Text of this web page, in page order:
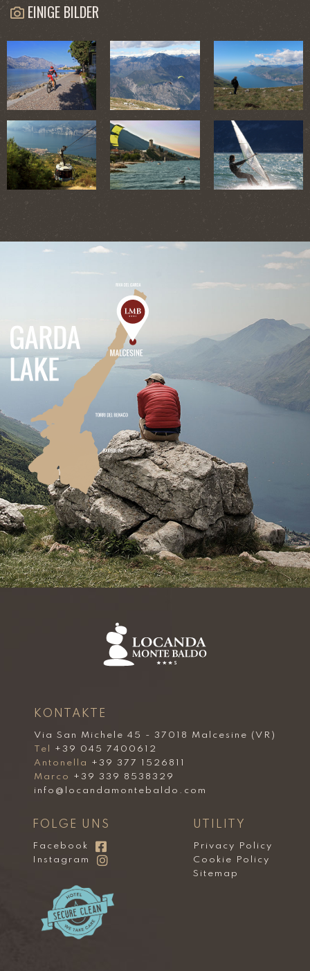
EINIGE BILDER
KONTAKTE
Via San Michele 45 - 37018 Malcesine (VR)
Tel
+39 045 7400612
Antonella
+39 377 1526811
Marco
+39 339 8538329
info@locandamontebaldo.com
FOLGE UNS
Facebook
Instagram
UTILITY
Privacy Policy
Cookie Policy
Sitemap